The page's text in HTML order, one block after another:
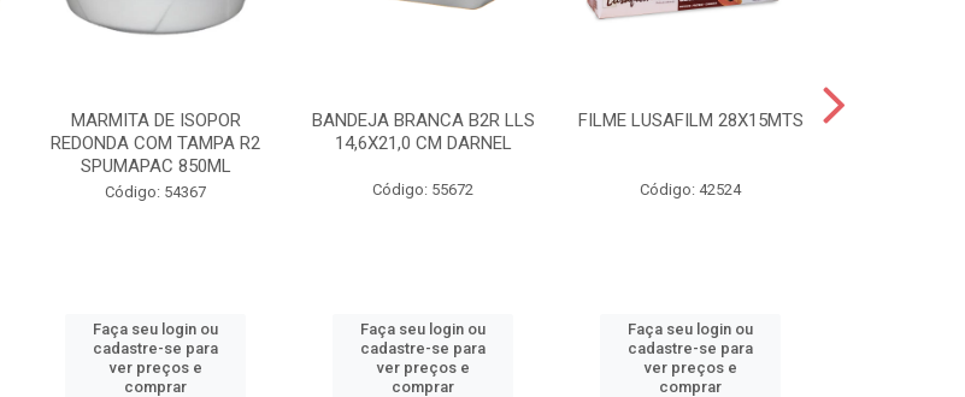
MARMITA DE ISOPOR
REDONDA COM TAMPA R2
SPUMAPAC 850ML
Código: 54367
Faça seu login ou
cadastre-se para
ver preços e
comprar
BANDEJA BRANCA B2R LLS
14,6X21,0 CM DARNEL
Código: 55672
Faça seu login ou
cadastre-se para
ver preços e
comprar
FILME LUSAFILM 28X15MTS
Código: 42524
Faça seu login ou
cadastre-se para
ver preços e
comprar